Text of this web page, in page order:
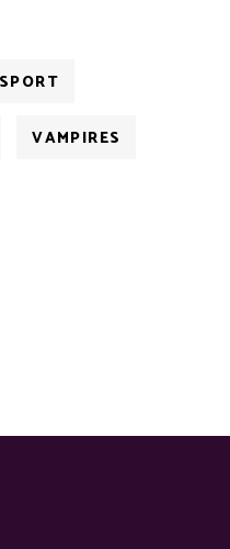
SPORT
VAMPIRES